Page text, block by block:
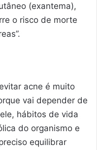
(exantema),
o risco de morte
acne é muito
vai depender de
hábitos de vida
do organismo e
equilibrar